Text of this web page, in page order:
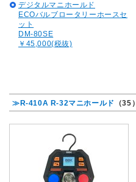
デジタルマニホールド
ECOバルブロータリーホースセ
ット
DM-80SE
￥45,000(税抜)
≫R-410A R-32マニホールド （35）